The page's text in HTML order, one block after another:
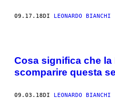
09.17.18DI LEONARDO BIANCHI
Cosa significa che la
scomparire questa
09.03.18DI LEONARDO BIANCHI